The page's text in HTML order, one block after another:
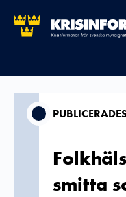
smitta